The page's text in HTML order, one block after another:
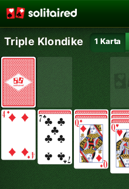
Triple Klondike 1 Karta